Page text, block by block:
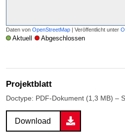
Daten von OpenStreetMap | Veröffentlicht unter
Aktuell Abgeschlossen
Projektblatt
Doctype: PDF-Dokument (1,3 MB) –
Download